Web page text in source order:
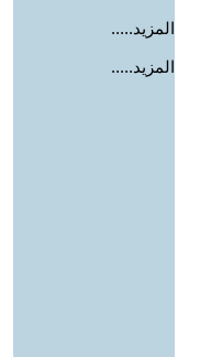
المزيد.....
المزيد.....